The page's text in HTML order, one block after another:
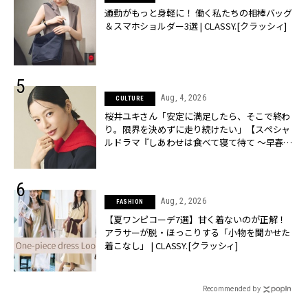
通勤がもっと身軽に！ 働く私たちの相棒バッグ
＆スマホショルダー3選 | CLASSY.[クラッシィ]
CULTURE Aug, 4, 2026
桜井ユキさん「安定に満足したら、そこで終わ
り。限界を決めずに走り続けたい」【スペシャ
ルドラマ『しあわせは食べて寝て待て ～早春の
FASHION Aug, 2, 2026
【夏ワンピコーデ7選】甘く着ないのが正解！
アラサーが脱・ほっこりする「小物を聞かせた
着こなし」 | CLASSY.[クラッシィ]
Recommended by